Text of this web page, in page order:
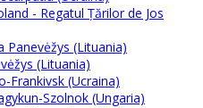
- Regatul Ţărilor de Jos
Panevėžys (Lituania)
(Lituania)
Frankivsk (Ucraina)
Szolnok (Ungaria)